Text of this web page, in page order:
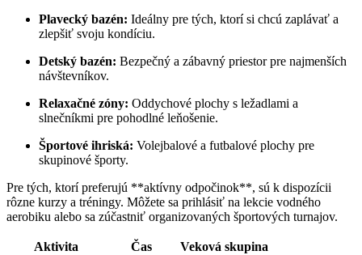
Plavecký bazén: Ideálny pre tých, ktorí si chcú zaplávať a
zlepšiť svoju kondíciu.
Detský bazén: Bezpečný a zábavný priestor pre najmenších
návštevníkov.
Relaxačné zóny: Oddychové plochy s ležadlami a
slnečníkmi pre pohodlné leňošenie.
Športové ihriská: Volejbalové a futbalové plochy pre
skupinové športy.
Pre tých, ktorí preferujú **aktívny odpočinok**, sú k dispozícii
rôzne kurzy a tréningy. Môžete sa prihlásiť na lekcie vodného
aerobiku alebo sa zúčastniť organizovaných športových turnajov.
Aktivita Čas
Veková skupina